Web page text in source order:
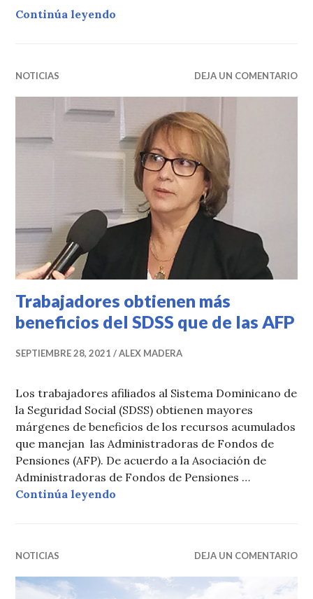
Continúa leyendo
NOTICIAS DEJA UN COMENTARIO
Trabajadores obtienen más
beneficios del SDSS que de las AFP
SEPTIEMBRE 28, 2021 ALEX MADERA
Los trabajadores afiliados al Sistema Dominicano de
la Seguridad Social (SDSS) obtienen mayores
márgenes de beneficios de los recursos acumulados
que manejan las Administradoras de Fondos de
Pensiones (AFP). De acuerdo a la Asociación de
Administradoras de Fondos de Pensiones …
Continúa leyendo
NOTICIAS DEJA UN COMENTARIO